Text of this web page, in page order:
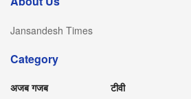
Jansandesh Times
Category
अजब गजब
टीवी